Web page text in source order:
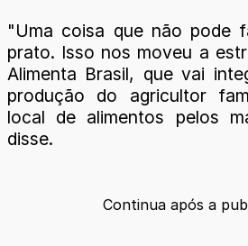
"Uma coisa que não pode
prato. Isso nos moveu a
Alimenta Brasil, que vai
produção do agricultor
local de alimentos pelos
disse.
Continua após a